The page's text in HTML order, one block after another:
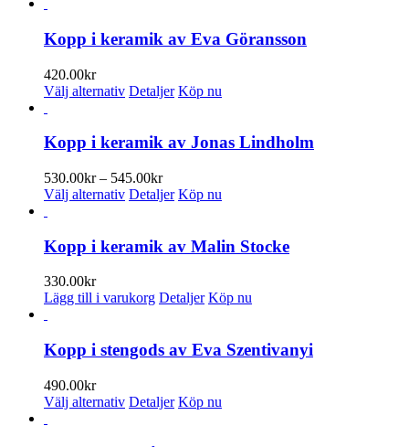
Kopp i keramik av Eva Göransson
420.00kr
Välj alternativ Den
har
varianter.
De
olika
väljas
Detaljer Köp nu
Kopp i keramik av Jonas Lindholm
530.00kr – 545.00krPrisintervall:
530.00kr
Välj alternativ Den
har
flera
De
olika
väljas
Detaljer Köp nu
Kopp i keramik av Malin Stocke
330.00kr
Lägg till i varukorg Detaljer Köp nu
Kopp i stengods av Eva Szentivanyi
490.00kr
Välj alternativ Den
Detaljer Köp nu